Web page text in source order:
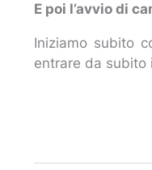
E poi l’avvio di
Iniziamo subito
entrare da subito